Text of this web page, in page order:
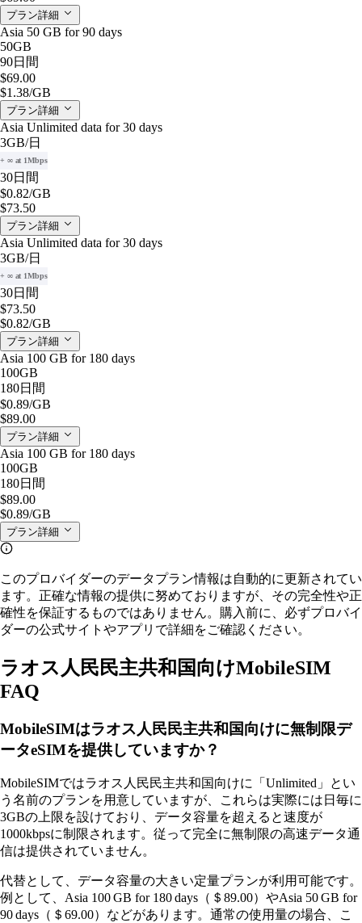
プラン詳細
Asia 50 GB for 90 days
50GB
90日間
$69.00
$1.38/GB
プラン詳細
Asia Unlimited data for 30 days
3GB/日
+ ∞ at 1Mbps
30日間
$0.82/GB
$73.50
プラン詳細
Asia Unlimited data for 30 days
3GB/日
+ ∞ at 1Mbps
30日間
$73.50
$0.82/GB
プラン詳細
Asia 100 GB for 180 days
100GB
180日間
$0.89/GB
$89.00
プラン詳細
Asia 100 GB for 180 days
100GB
180日間
$89.00
$0.89/GB
プラン詳細
このプロバイダーのデータプラン情報は自動的に更新されてい
ます。正確な情報の提供に努めておりますが、その完全性や正
確性を保証するものではありません。購入前に、必ずプロバイ
ダーの公式サイトやアプリで詳細をご確認ください。
ラオス人民民主共和国向けMobileSIM
FAQ
MobileSIMはラオス人民民主共和国向けに無制限デ
ータeSIMを提供していますか？
MobileSIMではラオス人民民主共和国向けに「Unlimited」とい
う名前のプランを用意していますが、これらは実際には日毎に
3GBの上限を設けており、データ容量を超えると速度が
1000kbpsに制限されます。従って完全に無制限の高速データ通
信は提供されていません。
代替として、データ容量の大きい定量プランが利用可能です。
例として、Asia 100 GB for 180 days（＄89.00）やAsia 50 GB for
90 days（＄69.00）などがあります。通常の使用量の場合、こ